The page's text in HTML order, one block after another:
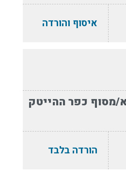
איסוף והורדה
מסוף כפר ההייטק
הורדה בלבד